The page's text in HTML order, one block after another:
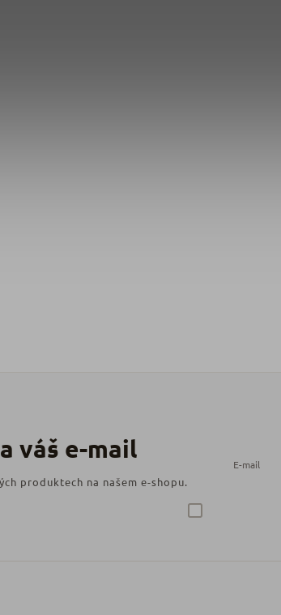
produktech na našem e-shopu.
E-mail